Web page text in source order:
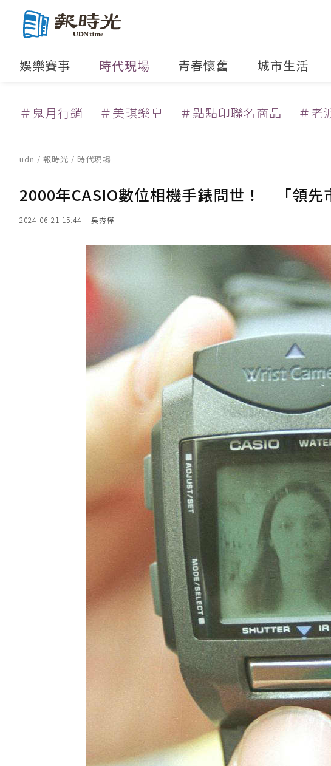
娛樂賽事 時代現場 青春懷舊 城市生活
＃鬼月行銷 ＃美琪樂皂 ＃點點印聯名商品 ＃老
udn / 報時光 / 時代現場
2000年CASIO數位相機手錶問世！ 「領先
2024-06-21 15:44 吳秀樺